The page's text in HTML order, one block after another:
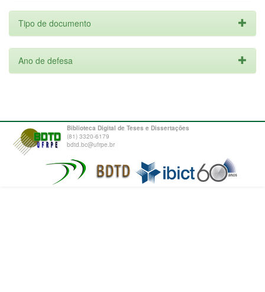
Tipo de documento
Ano de defesa
Biblioteca Digital de Teses e Dissertações
(81) 3320-6179
bdtd.bc@ufrpe.br